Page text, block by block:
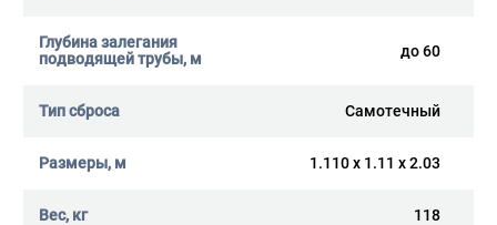
до 60
Самотечный
1.110 x 1.11 x 2.03
118